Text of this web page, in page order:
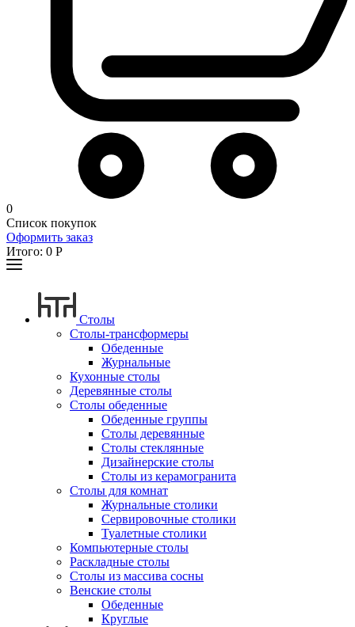
0
Список покупок
Оформить заказ
Итого: 0 Р
Столы
Столы-трансформеры
Обеденные
Журнальные
Кухонные столы
Деревянные столы
Столы обеденные
Обеденные группы
Столы деревянные
Столы стеклянные
Дизайнерские столы
Столы из керамогранита
Столы для комнат
Журнальные столики
Сервировочные столики
Туалетные столики
Компьютерные столы
Раскладные столы
Столы из массива сосны
Венские столы
Обеденные
Круглые